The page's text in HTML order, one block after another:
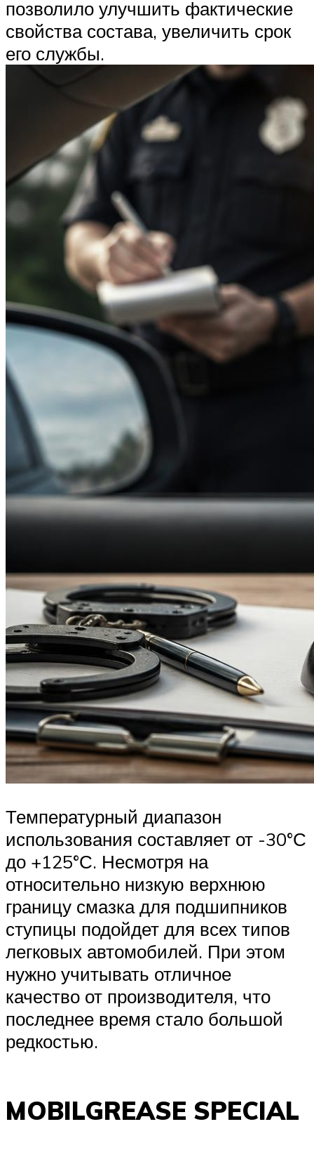
позволило улучшить фактические
свойства состава, увеличить срок
его службы.
Температурный диапазон
использования составляет от -30°С
до +125°С. Несмотря на
относительно низкую верхнюю
границу смазка для подшипников
ступицы подойдет для всех типов
легковых автомобилей. При этом
нужно учитывать отличное
качество от производителя, что
последнее время стало большой
редкостью.
MOBILGREASE SPECIAL